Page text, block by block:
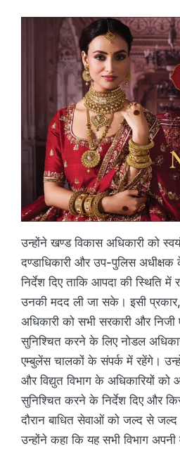
उन्होंने खण्ड विकास अधिकारी को
दण्डाधिकारी और उप-पुलिस
निर्देश दिए ताकि आपदा की स्थिति में
उनकी मदद ली जा सके। इसी
अधिकारी को सभी सरकारी और
सुनिश्चित करने के लिए नोडल
एम्बुलेंस चालकों के संपर्क में रहेंगे।
और विद्युत विभाग के अधिकारियों
सुनिश्चित करने के निर्देश दिए और
दौरान बाधित सेवाओं को जल्द से
उन्होंने कहा कि यह सभी विभाग